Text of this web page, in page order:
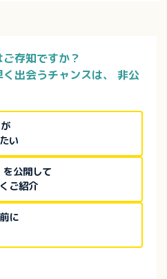
ご存知ですか？
出会うチャンスは、
非公
が
い
を公開して
ご紹介
に